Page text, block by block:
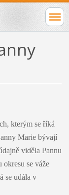
kterým se říká
Marie bývají
viděla Pannu
se váže
se udála v